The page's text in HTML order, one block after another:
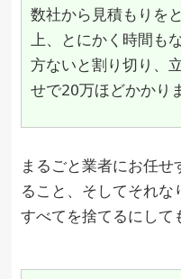
数社から見積もりを
上、とにかく時間も
方ないと割り切り、
せで20万ほどかかり
まるごと業者にお任
ること、そしてそれな
すべてを捨てるにして